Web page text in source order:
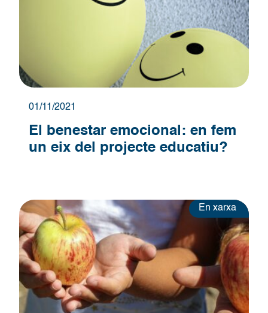
01/11/2021
El benestar emocional: en fem
un eix del projecte educatiu?
En xarxa